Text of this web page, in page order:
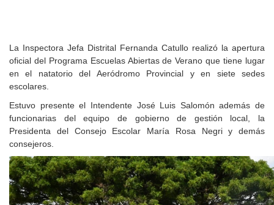
La Inspectora Jefa Distrital Fernanda Catullo realizó la apertura
oficial del Programa Escuelas Abiertas de Verano que tiene lugar
en el natatorio del Aeródromo Provincial y en siete sedes
escolares.
Estuvo presente el Intendente José Luis Salomón además de
funcionarias del equipo de gobierno de gestión local, la
Presidenta del Consejo Escolar María Rosa Negri y demás
consejeros.